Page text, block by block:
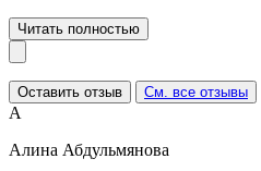
Читать полностью
Оставить отзыв См. все отзывы
А
Алина Абдульмянова